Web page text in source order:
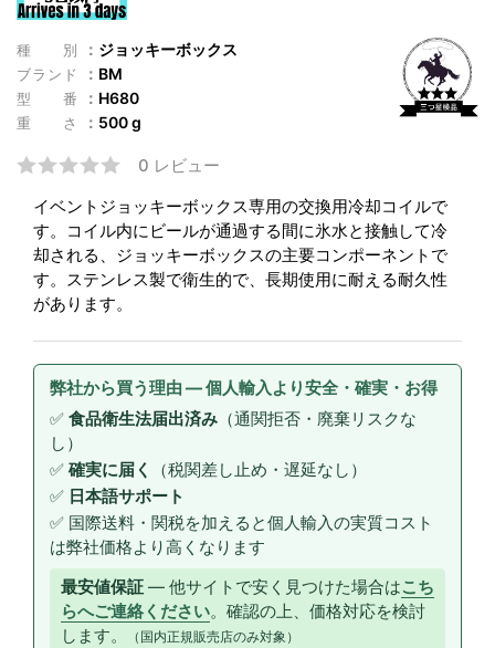
種別 ジョッキーボックス
ブランド BM
型番 H680
重さ 500 g
0 レビュー
イベントジョッキーボックス専用の交換用冷却コイルで
す。コイル内にビールが通過する間に氷水と接触して冷
却される、ジョッキーボックスの主要コンポーネントで
す。ステンレス製で衛生的で、長期使用に耐える耐久性
があります。
弊社から買う理由 — 個人輸入より安全・確実・お得
✅ 食品衛生法届出済み （通関拒否・廃棄リスクな
し）
✅ 確実に届く
（税関差し止め・遅延なし）
✅ 日本語サポート
✅ 国際送料・関税を加えると個人輸入の実質コスト
は弊社価格より高くなります
最安値保証 — 他サイトで安く見つけた場合はこち
らへご連絡ください。確認の上、価格対応を検討
します。
（国内正規販売店のみ対象）